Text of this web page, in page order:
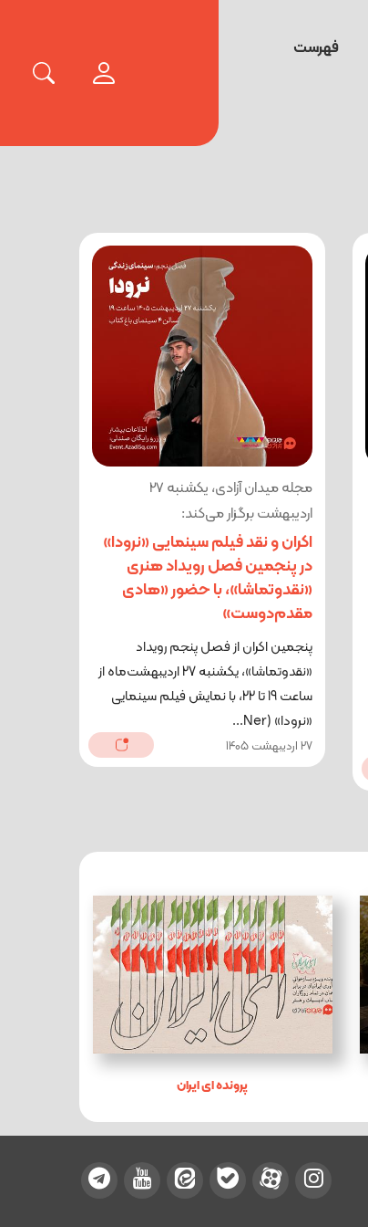
فهرست
مجله میدان آزادی، یکشنبه 27
اردیبهشت برگزار می‌کند:
اکران و نقد فیلم سینمایی «نرودا»
در پنجمین فصل رویداد هنری
«نقدوتماشا»، با حضور «هادی
مقدم‌دوست»
پنجمین اکران از فصل پنجم رویداد
«نقدوتماشا»، یکشنبه 27 اردیبهشت‌ماه از
ساعت 19 تا 22، با نمایش فیلم سینمایی
«نرودا» (Ner...
27 اردیبهشت 1405
پرونده ای ایران